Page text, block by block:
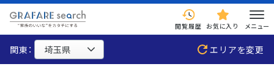
閲覧履歴 お気に入り メニュー
関東： エリアを変更